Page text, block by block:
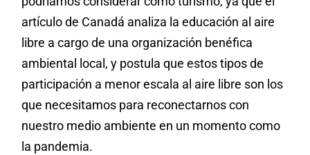
artículo de Canadá analiza la educación al aire
libre a cargo de una organización benéfica
ambiental local, y postula que estos tipos de
participación a menor escala al aire libre son los
que necesitamos para reconectarnos con
nuestro medio ambiente en un momento como
la pandemia.